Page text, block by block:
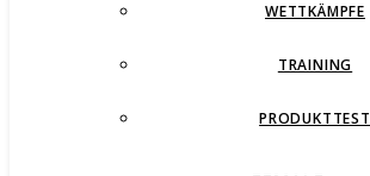
WETTKÄMPFE
TRAINING
PRODUKTTEST